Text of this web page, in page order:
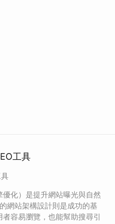
工具
化）是提升網站曝光與自然
網站架構設計則是成功的基
容易瀏覽，也能幫助搜尋引